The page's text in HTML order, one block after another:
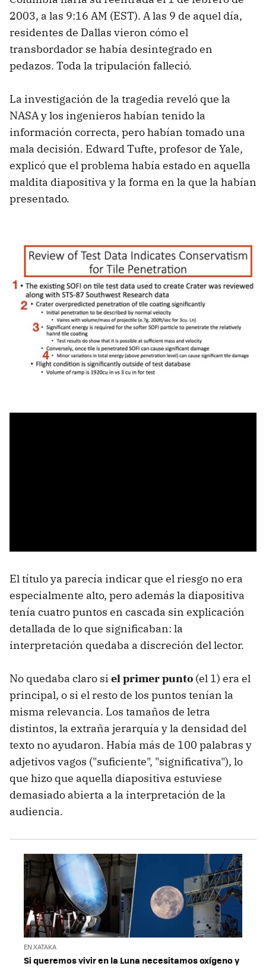
2003, a las 9:16 AM (EST). A las 9 de aquel día,
residentes de Dallas vieron cómo el
transbordador se había desintegrado en
pedazos. Toda la tripulación falleció.
La investigación de la tragedia reveló que la
NASA y los ingenieros habían tenido la
información correcta, pero habían tomado una
mala decisión. Edward Tufte, profesor de Yale,
explicó que el problema había estado en aquella
maldita diapositiva y la forma en la que la habían
presentado.
El título ya parecía indicar que el riesgo no era
especialmente alto, pero además la diapositiva
tenía cuatro puntos en cascada sin explicación
detallada de lo que significaban: la
interpretación quedaba a discreción del lector.
No quedaba claro si el primer punto (el 1) era el
principal, o si el resto de los puntos tenían la
misma relevancia. Los tamaños de letra
distintos, la extraña jerarquía y la densidad del
texto no ayudaron. Había más de 100 palabras y
adjetivos vagos ("suficiente", "significativa"), lo
que hizo que aquella diapositiva estuviese
demasiado abierta a la interpretación de la
audiencia.
EN XATAKA
Si queremos vivir en la Luna necesitamos oxígeno y